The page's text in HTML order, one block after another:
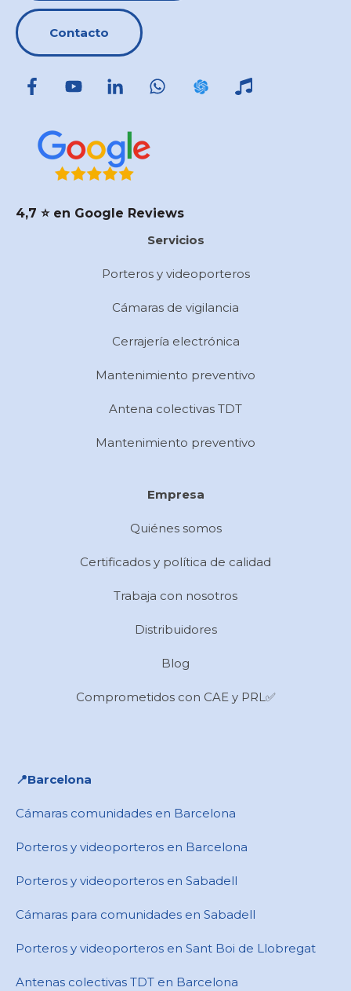
Contacto
4,7 ⭐️ en Google Reviews
Servicios
Porteros y videoporteros
Cámaras de vigilancia
Cerrajería electrónica
Mantenimiento preventivo
Antena colectivas TDT
Mantenimiento preventivo
Empresa
Quiénes somos
Certificados y política de calidad
Trabaja con nosotros
Distribuidores
Blog
Comprometidos con CAE y PRL✅
📍​Barcelona
Cámaras comunidades en Barcelona
Porteros y videoporteros en Barcelona
Porteros y videoporteros en Sabadell
Cámaras para comunidades en ​Sabadell
Porteros y videoporteros en ​Sant Boi de Llobregat
Antenas colectivas TDT en Barcelona